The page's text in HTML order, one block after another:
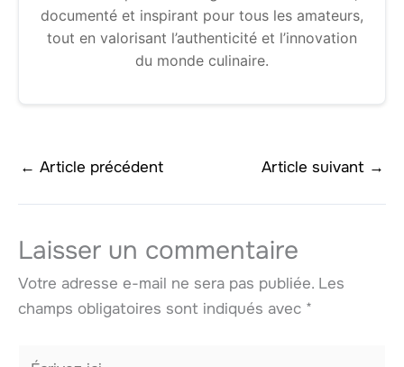
documenté et inspirant pour tous les amateurs,
tout en valorisant l’authenticité et l’innovation
du monde culinaire.
← Article précédent Article suivant →
Laisser un commentaire
Votre adresse e-mail ne sera pas publiée. Les
champs obligatoires sont indiqués avec *
Écrivez